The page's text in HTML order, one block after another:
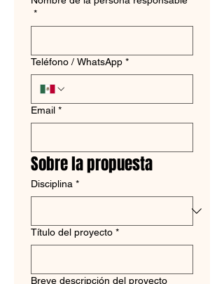
*
Teléfono / WhatsApp *
Email *
Sobre la propuesta
Disciplina *
Título del proyecto *
Breve descripción del proyecto